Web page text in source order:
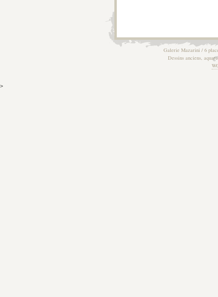
Galerie Mazarini / 6
Dessins anciens,
>